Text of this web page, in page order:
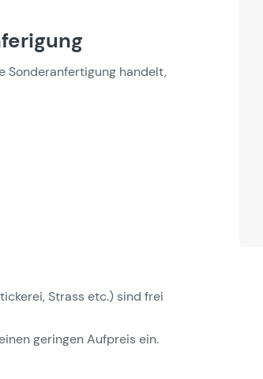
Sonderanfertigung handelt,
Strass etc.) sind frei
geringen Aufpreis ein.